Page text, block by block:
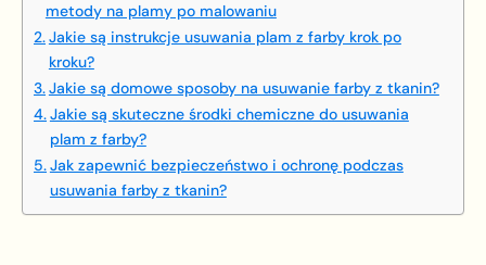
metody na plamy po malowaniu
Jakie są instrukcje usuwania plam z farby krok po
kroku?
Jakie są domowe sposoby na usuwanie farby z tkanin?
Jakie są skuteczne środki chemiczne do usuwania
plam z farby?
Jak zapewnić bezpieczeństwo i ochronę podczas
usuwania farby z tkanin?